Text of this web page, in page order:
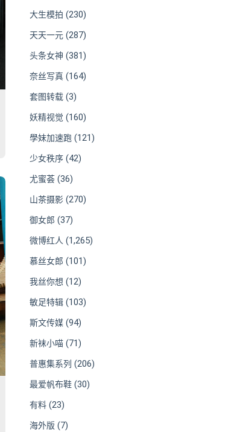
大生模拍 (230)
天天一元 (287)
头条女神 (381)
奈丝写真 (164)
套图转载 (3)
妖精视觉 (160)
學妹加速跑 (121)
少女秩序 (42)
尤蜜荟 (36)
山茶摄影 (270)
御女郎 (37)
微博红人 (1,265)
慕丝女郎 (101)
我丝你想 (12)
敏足特辑 (103)
斯文传媒 (94)
新袜小喵 (71)
普惠集系列 (206)
最爱帆布鞋 (30)
有料 (23)
海外版 (7)